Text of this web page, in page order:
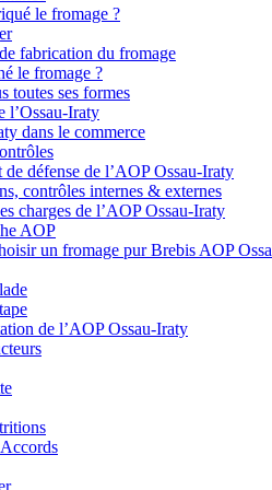
le fromage ?
fabrication du fromage
le fromage ?
toutes ses formes
l’Ossau-Iraty
dans le commerce
défense de l’AOP Ossau-Iraty
contrôles internes & externes
charges de l’AOP Ossau-Iraty
AOP
un fromage pur Brebis AOP
de l’AOP Ossau-Iraty